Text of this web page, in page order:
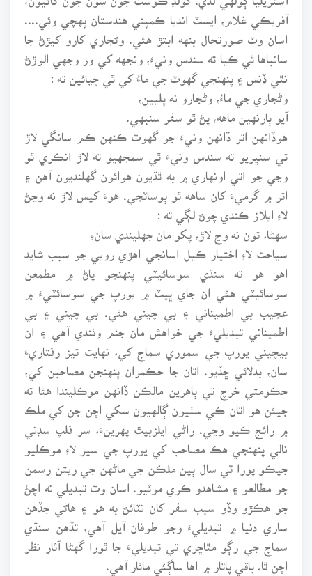
آفريڪي غلام، ايسٽ انڊيا ڪمپني هندستان پهچي وئي....
اسان وٽ صورتحال بنهه ابتڙ هئي. وڻجاري کارو کيڙڻ جا
سانباها ٿي ڪيا ته سندس ونيءَ، ونجهه کي ور وجهي الوڙڻ
نٿي ڏنس ۽ پنهنجي گهوٽ جي ماءُ کي ٿي چيائين ته :
وڻجاري جي ماءُ، وڻجارو نه پليين،
آيو ٻارنهين ماهه، پڻ ٿو سفر سنبهي.
هوڏانهن اتر ڏانهن ونيءَ جو گهوٽ ڪنهن ڪم سانگي لاڙ
تي سنڀريو ته سندس ونيءَ ٿي سمجهيو ته لاڙ انڪري ٿو
وڃي جو اتي اونهاري ۾ به ٿڌيون هوائون گهلنديون آهن ۽
اتر ۾ گرميءَ کان ساهه ٿو ٻوساٽجي. هوءَ کيس لاڙ نه وڃڻ
لاءِ ايلاز ڪندي چوڻ لڳي ته :
سهڻا، تون نه وڃ لاڙ، پکو مان جهليندي سانءِ
سياحت لاءِ اختيار ڪيل اسانجي اهڙي رويي جو سبب شايد
اهو هو ته سنڌي سوسائيٽي پنهنجو پاڻ ۾ مطمعن
سوسائيٽي هئي ان جاي ڀيٽ ۾ يورپ جي سوسائٽيءَ ۾
عجيب بي اطميناني ۽ بي چيني هئي. بي چيني ۽ بي
اطميناني تبديليءَ جي خواهش مان جنم وٺندي آهي ۽ ان
بيچيني يورپ جي سموري سماج کي، نهايت تيز رفتاريءَ
سان، بدلائي ڇڏيو. اتان جا حڪمران پنهنجن مصاحبن کي،
حڪومتي خرچ تي ٻاهرين مالڪن ڏانهن موڪليندا هئا ته
جيئن هو اتان ڪي سٺيون ڳالهيون سکي اچن جن کي ملڪ
۾ رائج ڪيو وڃي. راڻي ايلزبيٿ پهرينءَ، سر فلپ سڊني
نالي پنهنجي هڪ مصاحب کي يورپ جي سير لاءِ موڪليو
جيڪو پورا ٽي سال ٻين ملڪن جي ماڻهن جي ريتن رسمن
جو مطالعو ۽ مشاهدو ڪري موٽيو. اسان وٽ تبديلي نه اچڻ
جو هڪڙو وڏو سبب سفر کان نٽائڻ به هو ۽ هاڻي جڏهن
ساري دنيا ۾ تبديليءَ وجو طوفان آيل آهي، تڏهن سنڌي
سماج جي رڳو مٿاڇري تي تبديليءَ جا ٿورا گهڻا آثار نظر
اچن ٿا. باقي پاتار ۾ اها ساڳئي ماٺار آهي.